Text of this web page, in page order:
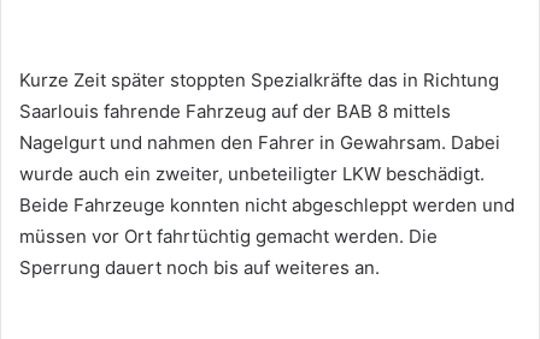
Kurze Zeit später stoppten Spezialkräfte das in Richtung
Saarlouis fahrende Fahrzeug auf der BAB 8 mittels
Nagelgurt und nahmen den Fahrer in Gewahrsam. Dabei
wurde auch ein zweiter, unbeteiligter LKW beschädigt.
Beide Fahrzeuge konnten nicht abgeschleppt werden und
müssen vor Ort fahrtüchtig gemacht werden. Die
Sperrung dauert noch bis auf weiteres an.